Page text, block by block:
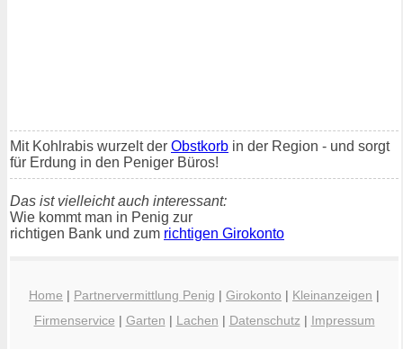
Mit Kohlrabis wurzelt der Obstkorb in der Region - und sorgt
für Erdung in den Peniger Büros!
Das ist vielleicht auch interessant:
Wie kommt man in Penig zur
richtigen Bank und zum richtigen Girokonto
Home | Partnervermittlung Penig | Girokonto | Kleinanzeigen |
Firmenservice | Garten | Lachen | Datenschutz | Impressum